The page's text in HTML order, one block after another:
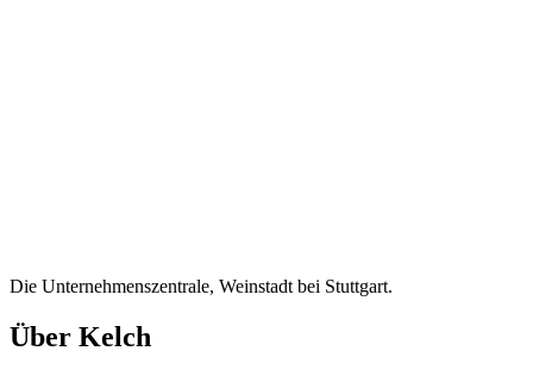
Die Unternehmenszentrale, Weinstadt bei Stuttgart.
Über Kelch